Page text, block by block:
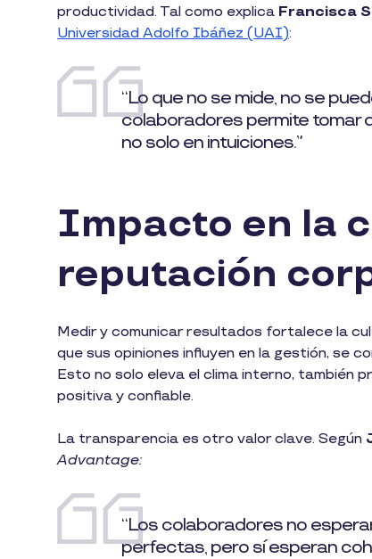
productividad. Tal como explica Francisca
Universidad Adolfo Ibáñez (UAI):
“Lo que no se mide, no se
colaboradores permite tomar
no solo en intuiciones.”
Impacto en la
reputación
Medir y comunicar resultados fortalece la
que sus opiniones influyen en la gestión, se
Esto no solo eleva el clima interno, también
positiva y confiable.
La transparencia es otro valor clave. Según
Advantage:
“Los colaboradores no
perfectas, pero sí esperan